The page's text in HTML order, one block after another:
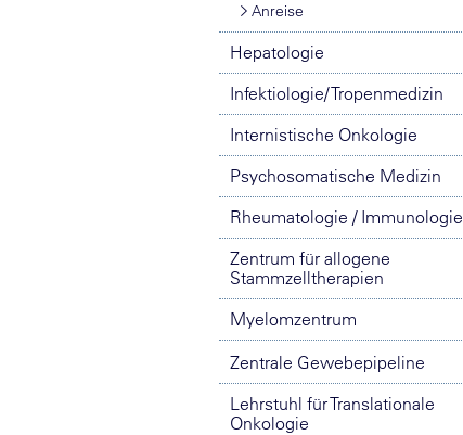
Anreise
Hepatologie
Infektiologie/ Tropenmedizin
Internistische Onkologie
Psychosomatische Medizin
Rheumatologie / Immunologie
Zentrum für allogene
Stammzelltherapien
Myelomzentrum
Zentrale Gewebepipeline
Lehrstuhl für Translationale
Onkologie